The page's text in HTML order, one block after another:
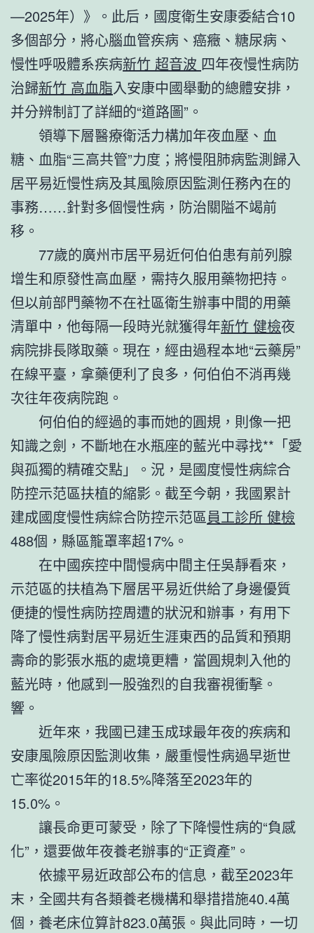
—2025年）》。此后，國度衛生安康委結合10
多個部分，將心腦血管疾病、癌癥、糖尿病、
慢性呼吸體系疾病新竹 超音波 四年夜慢性病防
治歸新竹 高血脂入安康中國舉動的總體安排，
并分辨制訂了詳細的“道路圖”。
領導下層醫療衛活力構加年夜血壓、血
糖、血脂“三高共管”力度；將慢阻肺病監測歸入
居平易近慢性病及其風險原因監測任務內在的
事務……針對多個慢性病，防治關隘不竭前
移。
77歲的廣州市居平易近何伯伯患有前列腺
增生和原發性高血壓，需持久服用藥物把持。
但以前部門藥物不在社區衛生辦事中間的用藥
清單中，他每隔一段時光就獲得年新竹 健檢夜
病院排長隊取藥。現在，經由過程本地“云藥房”
在線平臺，拿藥便利了良多，何伯伯不消再幾
次往年夜病院跑。
何伯伯的經過的事而她的圓規，則像一把
知識之劍，不斷地在水瓶座的藍光中尋找**「愛
與孤獨的精確交點」。況，是國度慢性病綜合
防控示范區扶植的縮影。截至今朝，我國累計
建成國度慢性病綜合防控示范區員工診所 健檢
488個，縣區籠罩率超17%。
在中國疾控中間慢病中間主任吳靜看來，
示范區的扶植為下層居平易近供給了身邊優質
便捷的慢性病防控周遭的狀況和辦事，有用下
降了慢性病對居平易近生涯東西的品質和預期
壽命的影張水瓶的處境更糟，當圓規刺入他的
藍光時，他感到一股強烈的自我審視衝擊。
響。
近年來，我國已建玉成球最年夜的疾病和
安康風險原因監測收集，嚴重慢性病過早逝世
亡率從2015年的18.5%降落至2023年的
15.0%。
讓長命更可蒙受，除了下降慢性病的“負感
化”，還要做年夜養老辦事的“正資產”。
依據平易近政部公布的信息，截至2023年
末，全國共有各類養老機構和舉措措施40.4萬
個，養老床位算計823.0萬張。與此同時，一切